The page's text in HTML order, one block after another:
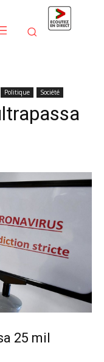
Politique Société
25 mil